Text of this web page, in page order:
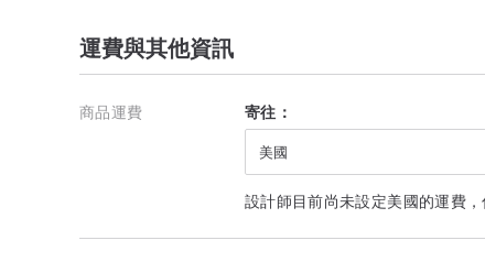
運費與其他資訊
商品運費 寄往：
美國
設計師目前尚未設定美國的運費